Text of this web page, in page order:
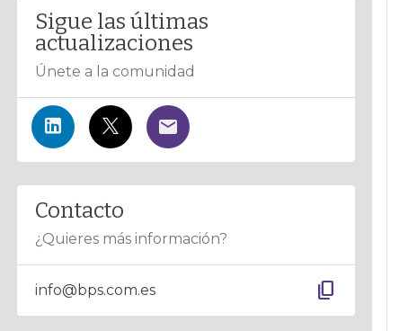
Sigue las últimas
actualizaciones
Únete a la comunidad
Contacto
¿Quieres más información?
info@bps.com.es content_copy